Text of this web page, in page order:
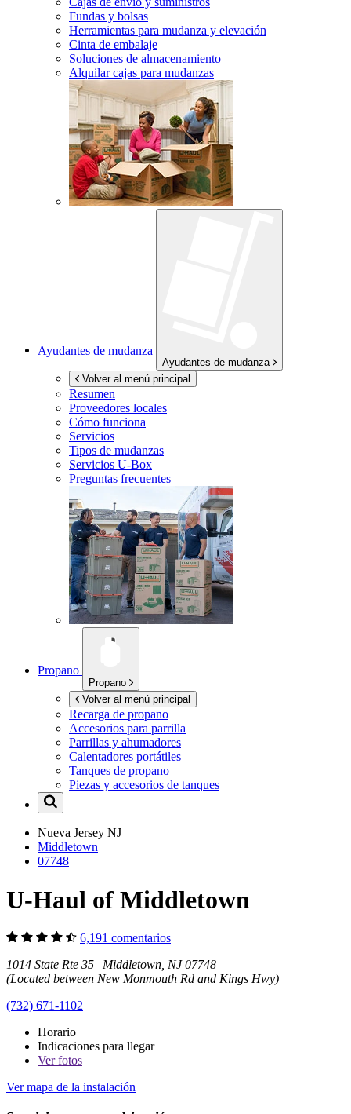
Fundas y bolsas
Herramientas para mudanza y elevación
Cinta de embalaje
Soluciones de almacenamiento
Alquilar cajas para mudanzas
Ayudantes de mudanza
Ayudantes de mudanza
Volver al menú principal
Resumen
Proveedores locales
Cómo funciona
Servicios
Tipos de mudanzas
Servicios U-Box
Preguntas frecuentes
Propano
Propano
Volver al menú principal
Recarga de propano
Accesorios para parrilla
Parrillas y ahumadores
Calentadores portátiles
Tanques de propano
Piezas y accesorios de tanques
Nueva Jersey NJ
Middletown
07748
U-Haul of Middletown
6,191 comentarios
1014 State Rte 35 Middletown, NJ 07748
(Located between New Monmouth Rd and Kings Hwy)
(732) 671-1102
Horario
Indicaciones para llegar
Verfotos
Ver mapa de la instalación